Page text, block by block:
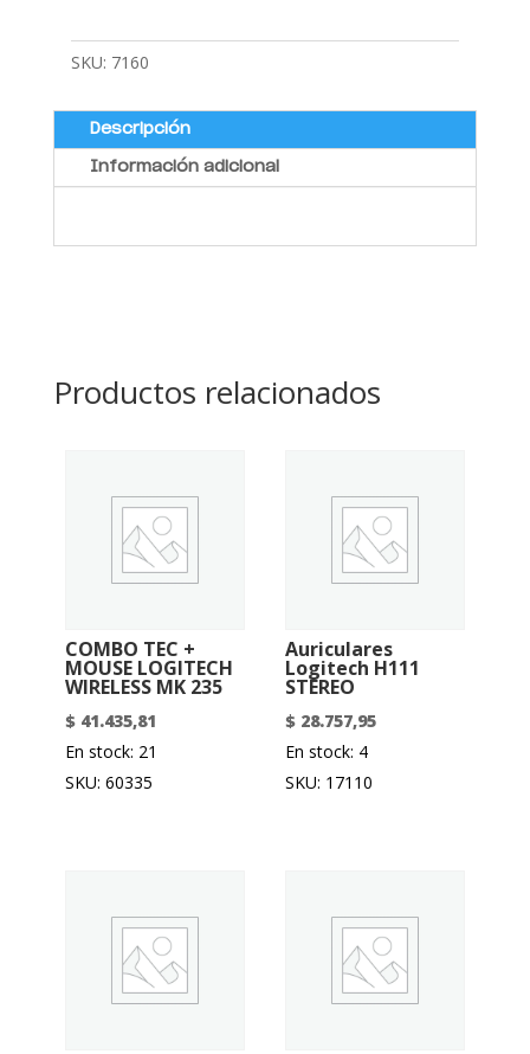
SKU: 7160
Descripción
Información adicional
Productos relacionados
COMBO TEC +
MOUSE LOGITECH
WIRELESS MK 235
$41.435,81
En stock: 21
SKU: 60335
Auriculares
Logitech H111
STEREO
$ 28.757,95
En stock: 4
SKU: 17110